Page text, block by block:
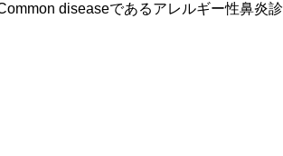
diseaseであるアレルギー性鼻炎診